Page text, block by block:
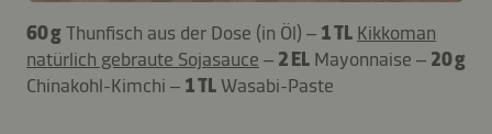
60 gThunfisch aus der Dose (in Öl) – 1 TL Kikkoman
natürlich gebraute Sojasauce – 2 EL Mayonnaise – 20 g
Chinakohl-Kimchi – 1 TL Wasabi-Paste